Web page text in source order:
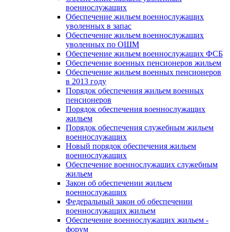
военнослужащих
Обеспечение жильем военнослужащих
уволенных в запас
Обеспечение жильем военнослужащих
уволенных по ОШМ
Обеспечение жильем военнослужащих ФСБ
Обеспечение военных пенсионеров жильем
Обеспечение жильем военных пенсионеров
в 2013 году
Порядок обеспечения жильем военных
пенсионеров
Порядок обеспечения военнослужащих
жильем
Порядок обеспечения служебным жильем
военнослужащих
Новый порядок обеспечения жильем
военнослужащих
Обеспечение военнослужащих служебным
жильем
Закон об обеспечении жильем
военнослужащих
Федеральный закон об обеспечении
военнослужащих жильем
Обеспечение военнослужащих жильем -
форум